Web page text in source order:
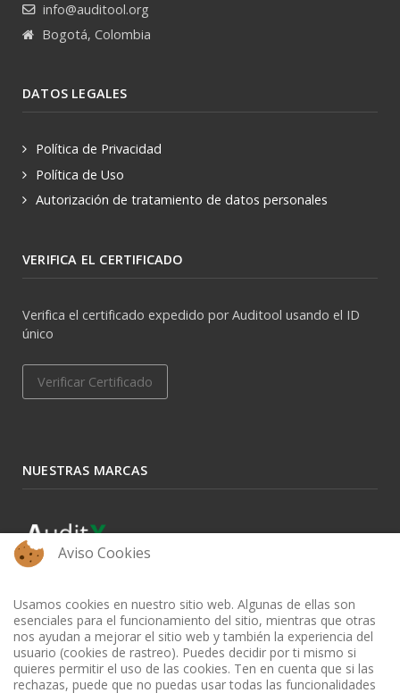
info@auditool.org
Bogotá, Colombia
DATOS LEGALES
Política de Privacidad
Política de Uso
Autorización de tratamiento de datos personales
VERIFICA EL CERTIFICADO
Verifica el certificado expedido por Auditool usando el ID
único
Verificar Certificado
NUESTRAS MARCAS
Aviso Cookies
Usamos cookies en nuestro sitio web. Algunas de ellas son
esenciales para el funcionamiento del sitio, mientras que otras
nos ayudan a mejorar el sitio web y también la experiencia del
usuario (cookies de rastreo). Puedes decidir por ti mismo si
quieres permitir el uso de las cookies. Ten en cuenta que si las
rechazas, puede que no puedas usar todas las funcionalidades